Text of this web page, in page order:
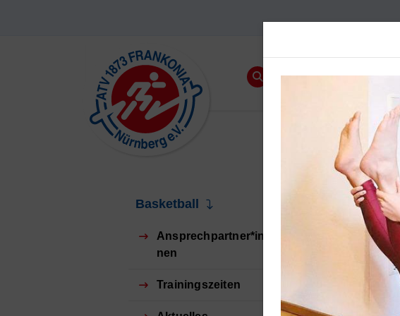
Startseite
U12
Das Team
Basketball
Ansprechpartner*in
nen
Trainingszeiten